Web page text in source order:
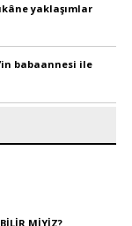
yaklaşımlar
babaannesi ile
MİYİZ?